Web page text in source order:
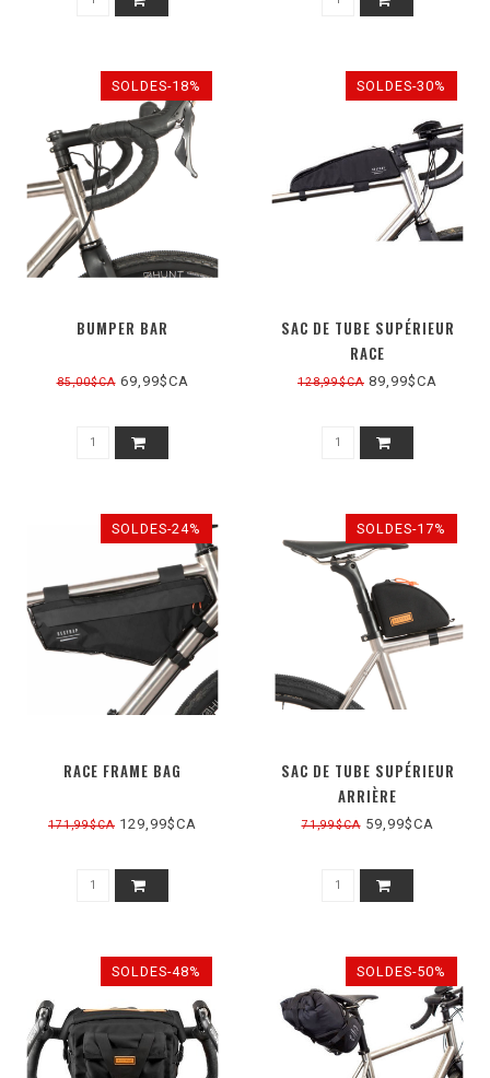
SOLDES-18%
BUMPER BAR
85,00$CA69,99$CA
SOLDES-30%
SAC DE TUBE SUPÉRIEUR
RACE
128,99$CA 89,99$CA
SOLDES-24%
RACE FRAME BAG
171,99$CA 129,99$CA
SOLDES-17%
SAC DE TUBE SUPÉRIEUR
ARRIÈRE
71,99$CA59,99$CA
SOLDES-48% SOLDES-50%